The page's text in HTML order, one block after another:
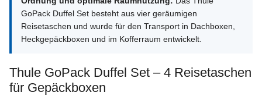
GoPack Duffel Set besteht aus vier geräumigen
Reisetaschen und wurde für den Transport in Dachboxen,
Heckgepäckboxen und im Kofferraum entwickelt.
Thule GoPack Duffel Set – 4 Reisetaschen
für Gepäckboxen